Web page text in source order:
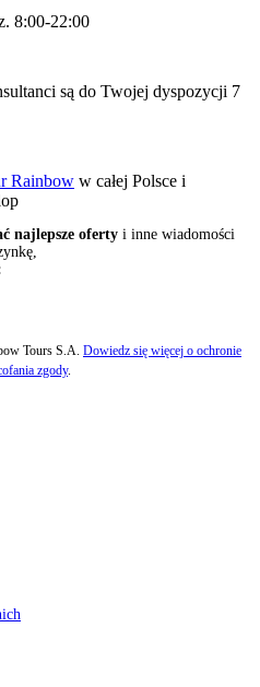
8:00-22:00
są do Twojej dyspozycji 7
Rainbow w całej Polsce i
najlepsze oferty i inne wiadomości
Tours S.A. Dowiedz się więcej o ochronie
zgody.